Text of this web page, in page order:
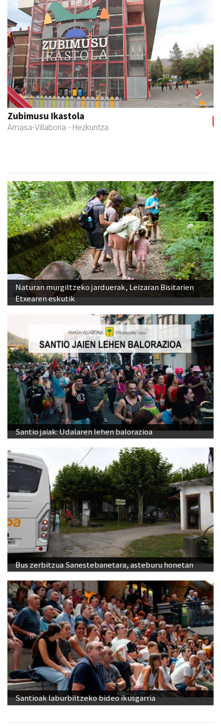
Zubimusu Ikastola
Amasa-Villabona - Hezkuntza
Previous Next
Naturan murgiltzeko jarduerak, Leizaran Bisitarien
Etxearen eskutik
Santio jaiak: Udalaren lehen balorazioa
Bus zerbitzua Sanestebanetara, asteburu honetan
Santioak laburbiltzeko bideo ikusgarria